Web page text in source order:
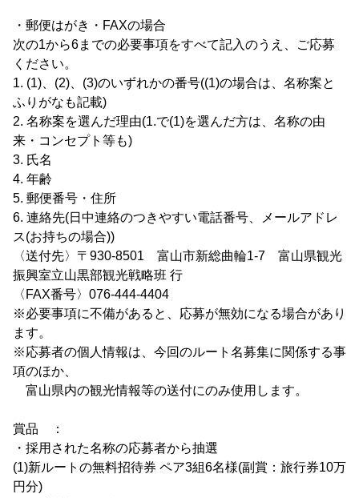
・郵便はがき・FAXの場合
次の1から6までの必要事項をすべて記入のうえ、ご応募
ください。
1. (1)、(2)、(3)のいずれかの番号((1)の場合は、名称案と
ふりがなも記載)
2. 名称案を選んだ理由(1.で(1)を選んだ方は、名称の由
来・コンセプト等も)
3. 氏名
4. 年齢
5. 郵便番号・住所
6. 連絡先(日中連絡のつきやすい電話番号、メールアドレ
ス(お持ちの場合))
〈送付先〉〒930-8501 富山市新総曲輪1-7 富山県観光
振興室立山黒部観光戦略班 行
〈FAX番号〉076-444-4404
※必要事項に不備があると、応募が無効になる場合があり
ます。
※応募者の個人情報は、今回のルート名募集に関係する事
項のほか、
富山県内の観光情報等の送付にのみ使用します。
賞品 ：
・採用された名称の応募者から抽選
(1)新ルートの無料招待券 ペア3組6名様(副賞：旅行券10万
円分)